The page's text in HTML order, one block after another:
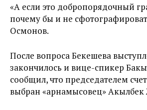
«А если это добропорядочный
почему бы и не
Осмонов.
После вопроса Бекешева
закончилось и вице-спикер
сообщил, что председателем
выбран «арнамысовец»